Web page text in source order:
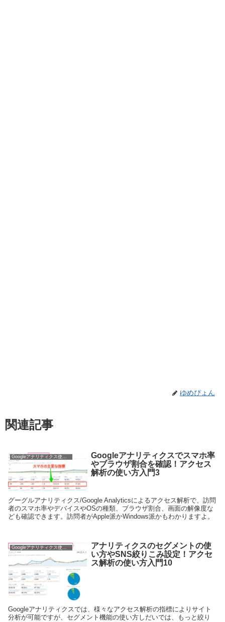
ゆめぴょん
関連記事
Googleアナリティクス使い方
Googleアナリティクスでスマホ率
やブラウザ割合を確認！アクセス
解析の使い方入門3
グーグルアナリティクス/Google Analyticsによるアクセス解析で、訪問
者のスマホ率やデバイスやOSの種類、ブラウザ割合、画面の解像度な
ども確認できます。訪問者がApple派かWindows派かもわかりますよ。
Googleアナリティクス使い方
アナリティクスのセグメントの使
い方やSNS絞りこみ設定！アクセ
ス解析の使い方入門10
Googleアナリティクスでは、様々なアクセス解析の指標によりサイト
分析が可能ですが、セグメント機能の使い方しだいでは、もっと絞り